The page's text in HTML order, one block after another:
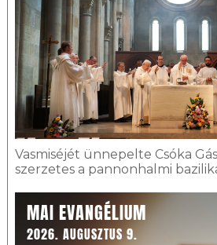
Vasmiséjét ünnepelte Csóka
szerzetes a pannonhalmi
MAI EVANGÉLIUM
2026. AUGUSZTUS 9.